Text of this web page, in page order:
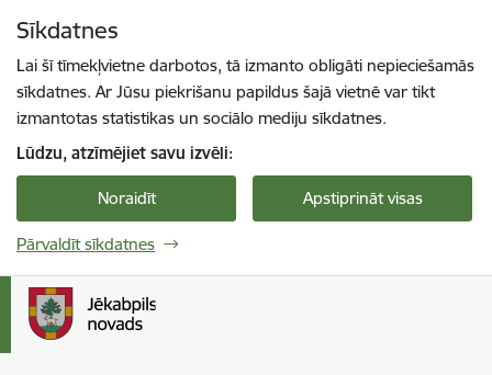
Sīkdatnes
Lai šī tīmekļvietne darbotos, tā izmanto obligāti nepieciešamās
sīkdatnes. Ar Jūsu piekrišanu papildus šajā vietnē var tikt
izmantotas statistikas un sociālo mediju sīkdatnes.
Lūdzu, atzīmējiet savu izvēli:
Noraidīt Apstiprināt visas
Pārvaldīt sīkdatnes